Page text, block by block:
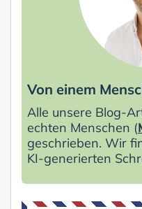
Von einem
Alle unsere Blog-
echten Menschen (
geschrieben. Wir
KI-generierten